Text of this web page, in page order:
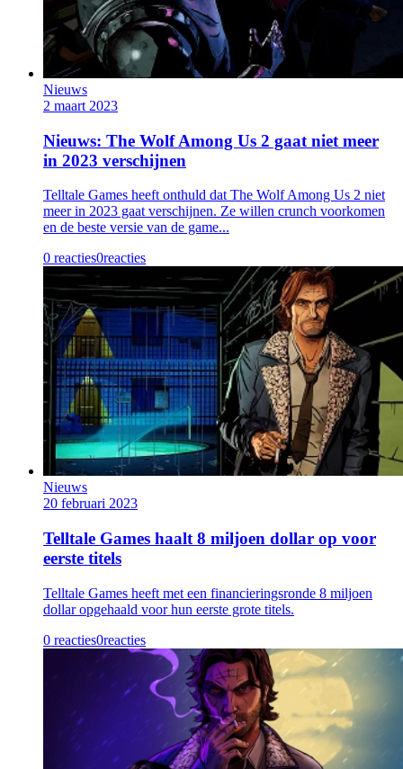
Nieuws
2 maart 2023
Nieuws: The Wolf Among Us 2 gaat niet meer
in 2023 verschijnen
Telltale Games heeft onthuld dat The Wolf Among Us 2 niet
meer in 2023 gaat verschijnen. Ze willen crunch voorkomen
en de beste versie van de game...
0 reacties0reacties
Nieuws
20 februari 2023
Telltale Games haalt 8 miljoen dollar op voor
eerste titels
Telltale Games heeft met een financieringsronde 8 miljoen
dollar opgehaald voor hun eerste grote titels.
0 reacties0reacties